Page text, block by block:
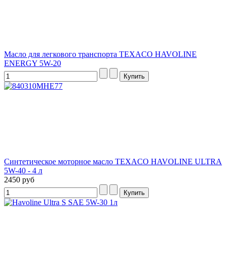
Масло для легкового транспорта TEXACO HAVOLINE
ENERGY 5W-20
Синтетическое моторное масло TEXACO HAVOLINE ULTRA
5W-40 - 4 л
2450 руб